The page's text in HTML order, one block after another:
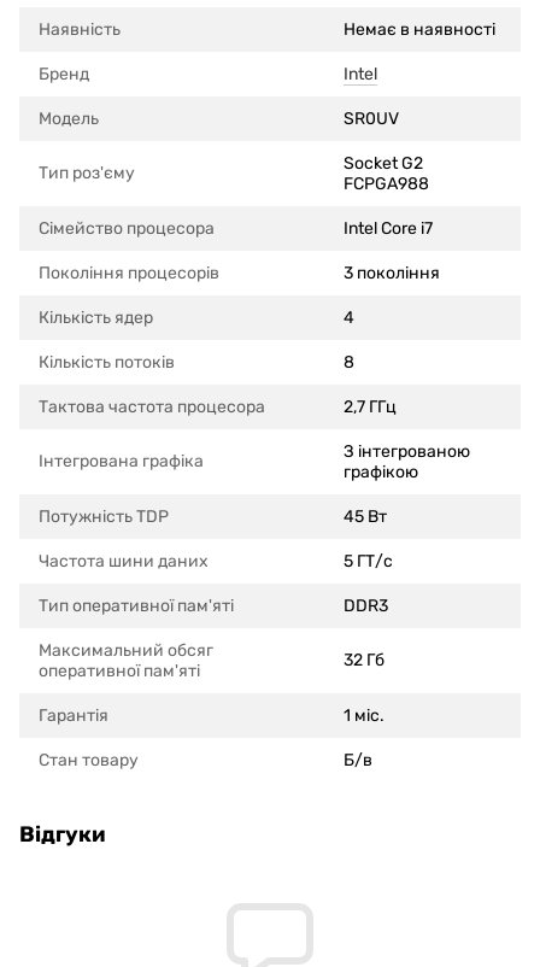
Наявність Немає в наявності
Бренд Intel
Модель SR0UV
Тип роз'єму
Socket G2
FCPGA988
Сімейство процесора Intel Core i7
Покоління процесорів 3 покоління
Кількість ядер 4
Кількість потоків 8
Тактова частота процесора 2,7 ГГц
Інтегрована графіка
З інтегрованою
графікою
Потужність TDP 45 Вт
Частота шини даних 5 ГТ/с
Тип оперативної пам'яті DDR3
Максимальний обсяг
оперативної пам'яті
32 Гб
Гарантія 1 міс.
Стан товару Б/в
Відгуки